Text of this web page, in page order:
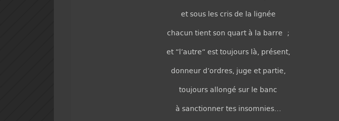
et sous les cris de la lignée
chacun tient son quart à la barre ;
et “l’autre“ est toujours là, présent,
donneur d’ordres, juge et partie,
toujours allongé sur le banc
à sanctionner tes insomnies…